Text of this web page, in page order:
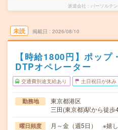
派遣会社 パーソルテ
未読 掲載日 2026/08/10
【時給1800円】ポッ
DTPオペレーター
交通費別途支給あり 土日祝日が休み
勤務地
東京都港区
三田(東京都)駅から徒
曜日頻度 月～金（週5日） ※嬉し